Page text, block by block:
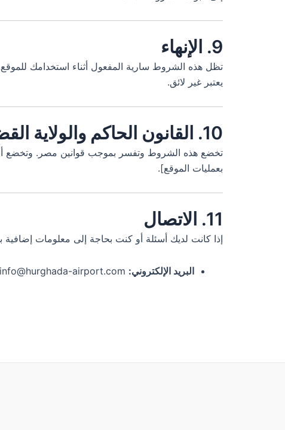
9. الإنهاء
تظل هذه الشروط سارية المفعول أثناء استخدامك
يعتبر غير لائق.
10. القانون الحاكم والولاية القضائية
تخضع هذه الشروط وتفسر بموجب قوانين مصر. وتخضع
بعمليات الموقع].
11. الاتصال
إذا كانت لديك أسئلة أو كنت بحاجة إلى معلومات
البريد الإلكتروني: